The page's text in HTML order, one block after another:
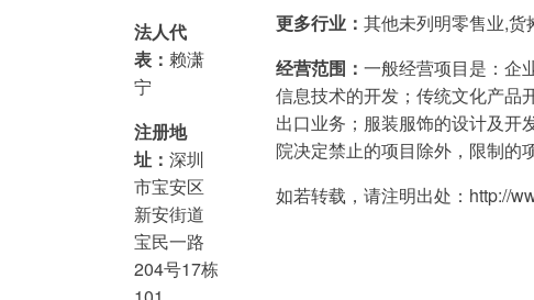
法人代
表： 赖潇
宁
注册地
址： 深圳
市宝安区
新安街道
宝民一路
204号17栋
更多行业： 其他未列明零售业,
经营范围： 一般经营项目是：企
信息技术的开发；传统文化产品
出口业务；服装服饰的设计及开
院决定禁止的项目除外，限制的
如若转载，请注明出处：http://